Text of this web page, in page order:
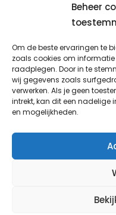
Beheer
Om de beste ervaringen te
zoals cookies om
raadplegen. Door in te
wij gegevens zoals
verwerken. Als je geen
intrekt, kan dit een nadelige
en mogelijkheden.
YouTube